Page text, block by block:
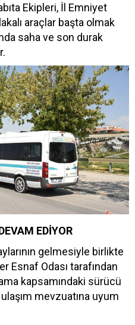
Ekipleri, İl Emniyet
araçlar başta olmak
saha ve son durak
EDİYOR
gelmesiyle birlikte
Esnaf Odası tarafından
kapsamındaki sürücü
mevzuatına uyum